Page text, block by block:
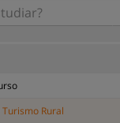
Rural